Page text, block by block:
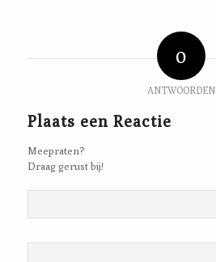
0
ANTWOORDEN
Plaats een Reactie
Meepraten?
Draag gerust bij!